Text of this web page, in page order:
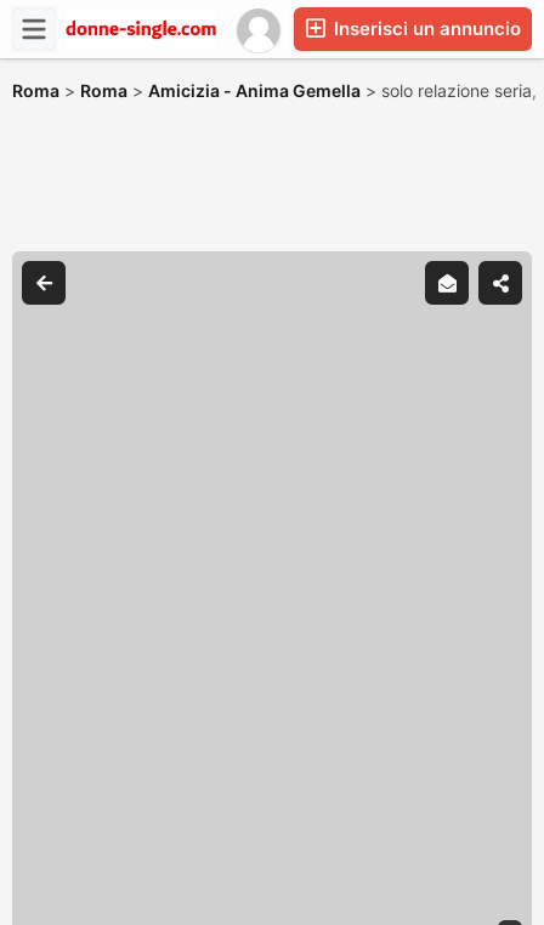
Inserisci un annuncio
Roma > Roma > Amicizia - Anima Gemella > solo relazione seria,